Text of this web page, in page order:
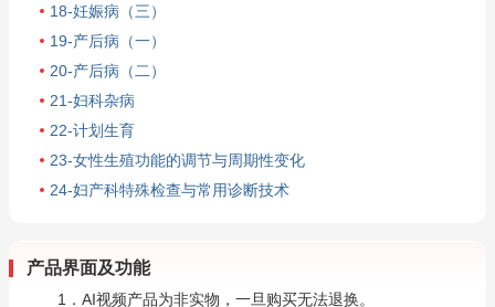
18-妊娠病（三）
19-产后病（一）
20-产后病（二）
21-妇科杂病
22-计划生育
23-女性生殖功能的调节与周期性变化
24-妇产科特殊检查与常用诊断技术
产品界面及功能
1．AI视频产品为非实物，一旦购买无法退换。